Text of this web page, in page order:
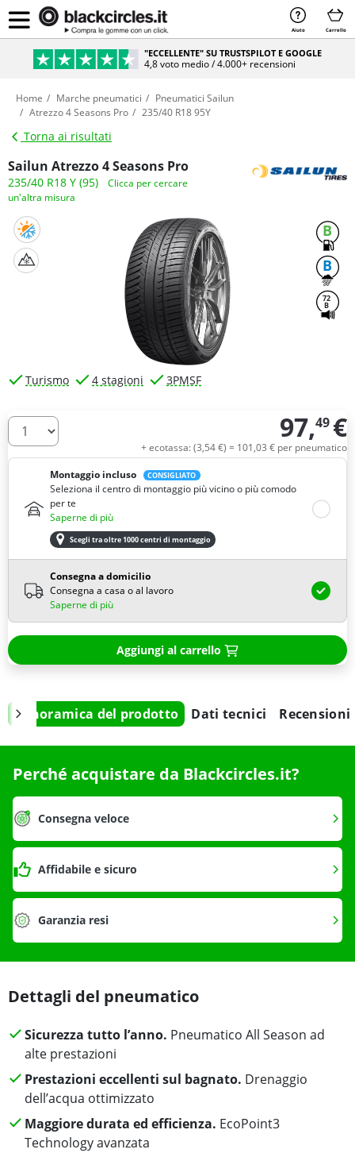
Aiuto Carrello
"ECCELLENTE" SU TRUSTSPILOT E GOOGLE
4,8 voto medio / 4.000+ recensioni
Home Marche pneumatici
Pneumatici Sailun
Atrezzo 4 Seasons Pro
235/40 R18 95Y
Torna ai risultati
Sailun Atrezzo 4 Seasons Pro
235/40 R18 Y (95)
Clicca per cercare
un'altra misura
B
B
72
B
Turismo 4 stagioni 3PMSF
Quantità 97,49 €
+ ecotassa: (3,54€) = 101,03 € per pneumatico
Montaggio incluso
CONSIGLIATO
Seleziona il centro di montaggio più vicino o più comodo
per te
Saperne di più
Scegli tra oltre 1000 centri di montaggio
Consegna a domicilio
Consegna a casa o al lavoro
Saperne di più
Aggiungi al carrello
Panoramica del prodotto Dati tecnici Recensioni
Perché acquistare da Blackcircles.it?
Consegna veloce
Affidabile e sicuro
Garanzia resi
Dettagli del pneumatico
Sicurezza tutto l’anno. Pneumatico All Season ad
alte prestazioni
Prestazioni eccellenti sul bagnato. Drenaggio
dell’acqua ottimizzato
Maggiore durata ed efficienza. EcoPoint3
Technology avanzata